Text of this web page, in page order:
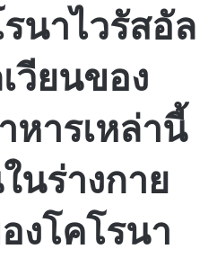
นาไวรัสอัล
วียนของ
ารเหล่านี้
นร่างกาย
งโคโรนา